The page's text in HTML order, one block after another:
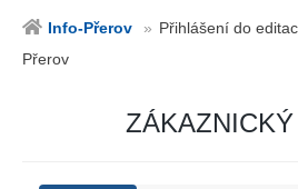
Info-Přerov
Přihlášení do
Přerov